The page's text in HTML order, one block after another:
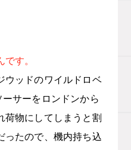
す。
ウッドのワイルドロベ
サーをロンドンから
荷物にしてしまうと 割
ったので、機内持ち込